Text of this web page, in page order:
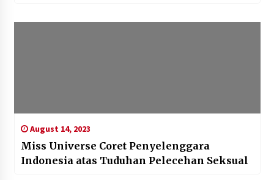
August 14, 2023
Miss Universe Coret Penyelenggara
Indonesia atas Tuduhan Pelecehan Seksual